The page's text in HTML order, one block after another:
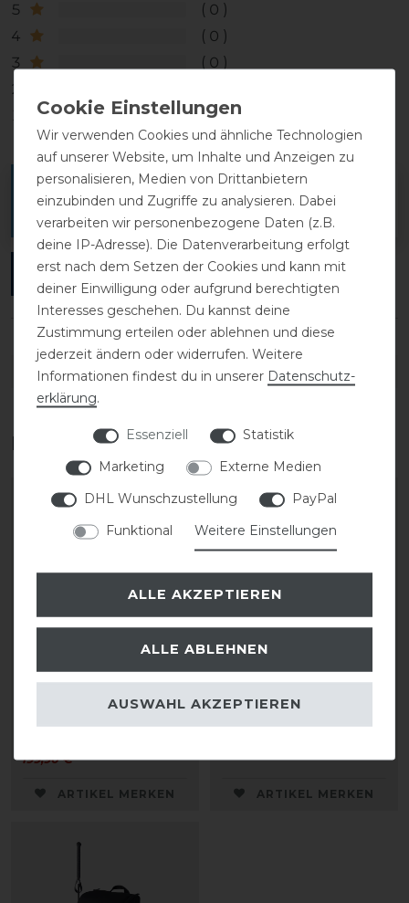
5
0
4
0
3
0
2
1
0
Melde dich an, um eine Kundenrezension zu
verfassen.
ANMELDEN
DETAILS ZUR PRODUKTSICHERHEIT
Das perfekte Zubehör für dich
KASK Riders 22L
Backpack Vertigo
199,90 € *
ARTIKEL MERKEN
KASK Helmrucksack
ARTIKEL MERKEN
Wir verwenden Cookies und ähnliche Technologien
auf unserer Website, um Inhalte und Anzeigen zu
personalisieren, Medien von Drittanbietern
einzubinden und Zugriffe zu analysieren. Dabei
verarbeiten wir personenbezogene Daten (z.B.
deine IP-Adresse). Die Datenverarbeitung erfolgt
erst nach dem Setzen der Cookies und kann mit
deiner Einwilligung oder aufgrund berechtigten
Interesses geschehen. Du kannst deine
Zustimmung erteilen oder ablehnen und diese
jederzeit ändern oder widerrufen. Weitere
Informationen findest du in unserer Daten­schutz­
erklärung.
Essenziell
Statistik
Marketing
Externe Medien
DHL Wunschzustellung
PayPal
Funktional
Weitere Einstellungen
ALLE AKZEPTIEREN
ALLE ABLEHNEN
AUSWAHL AKZEPTIEREN